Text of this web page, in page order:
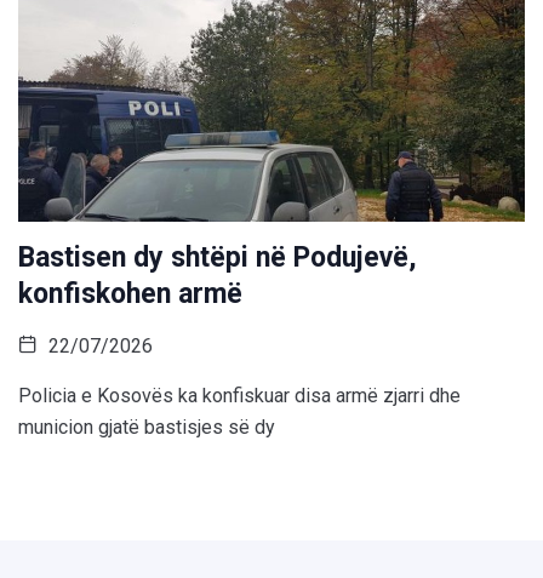
Bastisen dy shtëpi në Podujevë,
konfiskohen armë
22/07/2026
Policia e Kosovës ka konfiskuar disa armë zjarri dhe
municion gjatë bastisjes së dy